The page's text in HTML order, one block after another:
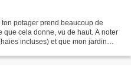
potager prend beaucoup de
que cela donne, vu de haut. A noter
incluses) et que mon jardin